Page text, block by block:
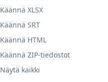
Käännä XLSX
Käännä SRT
Käännä HTML
Käännä ZIP-tiedostot
Näytä kaikki